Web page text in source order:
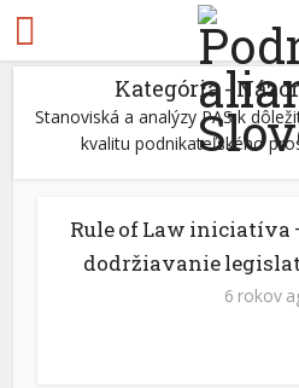
Kategória -
Stanoviská a analýzy PAS k
kvalitu podnikateľského
Rule of Law iniciatíva
dodržiavanie
6 rokov